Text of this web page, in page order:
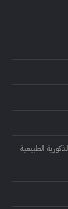
الطبيعية